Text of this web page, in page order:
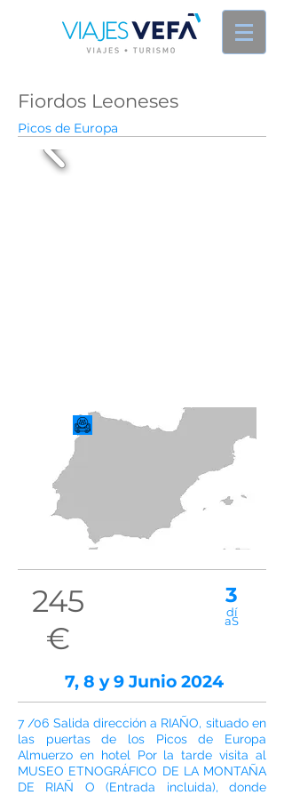
Fiordos Leoneses
Picos de Europa
245
€
3
dí
aS
7, 8 y 9 Junio 2024
7 /06 Salida dirección a RIAÑO, situado en
las puertas de los Picos de Europa
Almuerzo en hotel Por la tarde visita al
MUSEO ETNOGRÁFICO DE LA MONTAÑA
DE RIAÑ O (Entrada incluida), donde